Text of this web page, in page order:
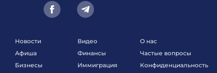
Новости
Афиша
Бизнесы
Видео
Финансы
Иммиграция
О нас
Частые вопросы
Конфиденциальность